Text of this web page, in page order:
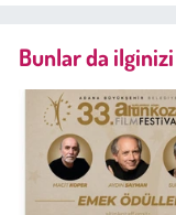
Bunlar da